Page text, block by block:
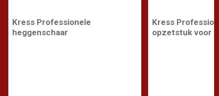
Kress Professionele
heggenschaar
Kress
opzetstuk voor